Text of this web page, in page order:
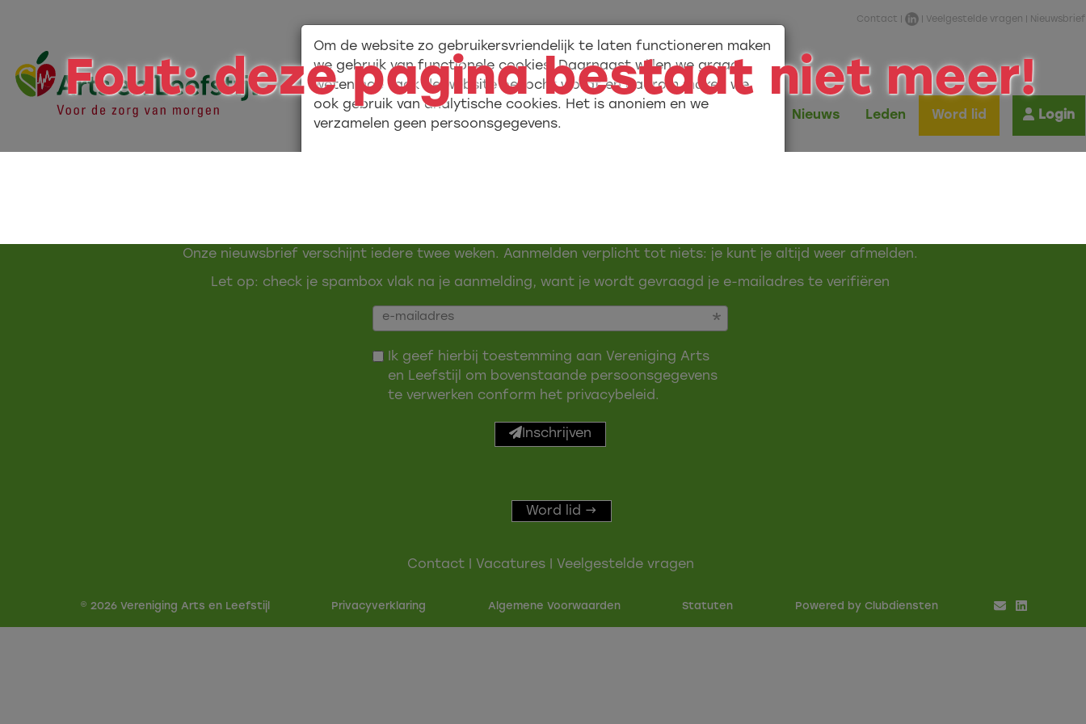
Contact | Veelgestelde vragen Nieuwsbrief
Nieuws Leden Word lid Login
Fout: deze pagina bestaat niet meer!
Onze nieuwsbrief verschijnt iedere twee weken. Aanmelden verplicht tot niets: je kunt je altijd weer afmelden.
Let op: check je spambox vlak na je aanmelding, want je wordt gevraagd je e-mailadres te verifiëren
Ik geef hierbij toestemming aan Vereniging Arts
en Leefstijl om bovenstaande persoonsgegevens
te verwerken conform het privacybeleid.
Inschrijven
Word lid →
Contact| Vacatures| Veelgestelde vragen
© 2026 Vereniging Arts en Leefstijl Privacy­verkla­ring Alge­mene Voor­waarden Sta­tu­ten Power­ed by Clubdiensten
Om de website zo gebruikersvriendelijk te laten functioneren maken
we gebruik van functionele cookies. Daarnaast willen we graag
weten hoe vaak de website bezocht wordt en daarom maken we
ook gebruik van analytische cookies. Het is anoniem en we
verzamelen geen persoonsgegevens.